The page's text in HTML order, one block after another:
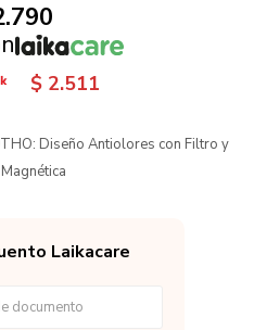
$ 2.511
Diseño Antiolores con Filtro y
Laikacare